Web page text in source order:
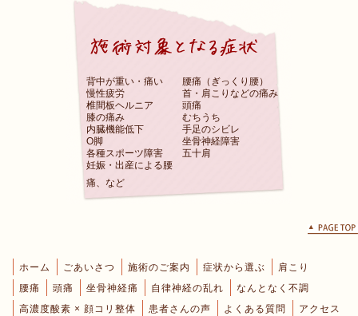
背中が重い・痛い
腰痛（ぎっくり腰）
慢性疲労
首・肩こりなどの痛み
椎間板ヘルニア
頭痛
膝の痛み
むちうち
内臓機能低下
手足のシビレ
O脚
坐骨神経障害
各種スポーツ障害
五十肩
妊娠・出産による腰
痛、など
ホーム ごあいさつ 施術のご案内 症状から選ぶ 肩こり
腰痛 頭痛 坐骨神経痛 自律神経の乱れ なんとなく不調
高濃度酸素 × 顔コリ整体 患者さんの声 よくある質問 アクセス